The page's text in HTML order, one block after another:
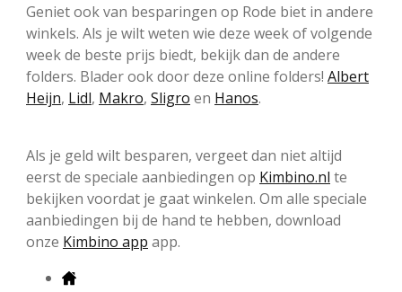
Geniet ook van besparingen op Rode biet in andere
winkels. Als je wilt weten wie deze week of volgende
week de beste prijs biedt, bekijk dan de andere
folders. Blader ook door deze online folders! Albert
Heijn, Lidl, Makro, Sligro en Hanos.
Als je geld wilt besparen, vergeet dan niet altijd
eerst de speciale aanbiedingen op Kimbino.nl te
bekijken voordat je gaat winkelen. Om alle speciale
aanbiedingen bij de hand te hebben, download
onze Kimbino app app.